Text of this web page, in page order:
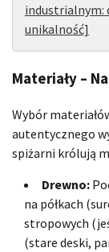
industrialnym:
unikalność]
Materiały –
Wybór
autentycznego
spiżarni królują
Drewno:
na półkach
stropowych
(stare deski,